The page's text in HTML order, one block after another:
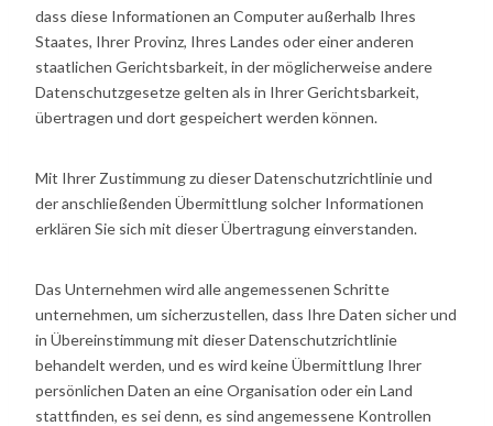
dass diese Informationen an Computer außerhalb Ihres
Staates, Ihrer Provinz, Ihres Landes oder einer anderen
staatlichen Gerichtsbarkeit, in der möglicherweise andere
Datenschutzgesetze gelten als in Ihrer Gerichtsbarkeit,
übertragen und dort gespeichert werden können.
Mit Ihrer Zustimmung zu dieser Datenschutzrichtlinie und
der anschließenden Übermittlung solcher Informationen
erklären Sie sich mit dieser Übertragung einverstanden.
Das Unternehmen wird alle angemessenen Schritte
unternehmen, um sicherzustellen, dass Ihre Daten sicher und
in Übereinstimmung mit dieser Datenschutzrichtlinie
behandelt werden, und es wird keine Übermittlung Ihrer
persönlichen Daten an eine Organisation oder ein Land
stattfinden, es sei denn, es sind angemessene Kontrollen